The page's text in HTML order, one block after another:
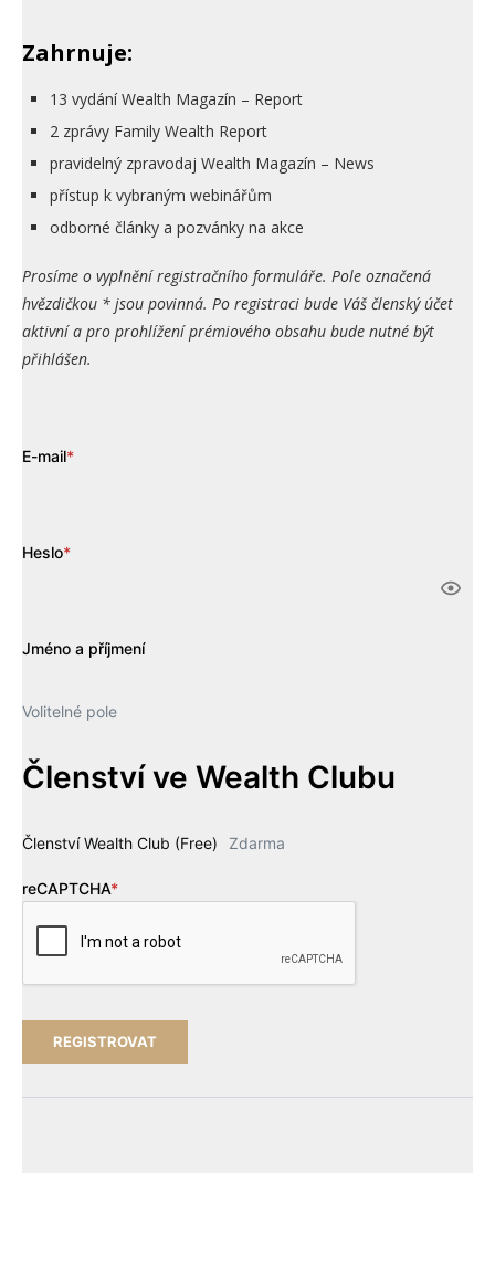
Zahrnuje:
13 vydání Wealth Magazín – Report
2 zprávy Family Wealth Report
pravidelný zpravodaj Wealth Magazín – News
přístup k vybraným webinářům
odborné články a pozvánky na akce
Prosíme o vyplnění registračního formuláře. Pole označená
hvězdičkou * jsou povinná. Po registraci bude Váš členský účet
aktivní a pro prohlížení prémiového obsahu bude nutné být
přihlášen.
E-mail*
Heslo*
Jméno a příjmení
Volitelné pole
Členství ve Wealth Clubu
Členství Wealth Club (Free) Zdarma
reCAPTCHA*